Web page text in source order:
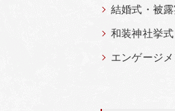
結婚式・被
和装神社挙式
エンゲージ